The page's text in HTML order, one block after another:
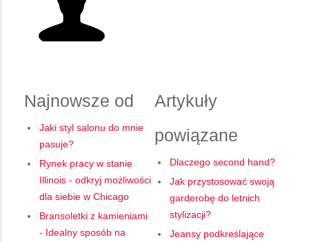
Najnowsze od
Jaki styl salonu do mnie
pasuje?
Rynek pracy w stanie
Illinois - odkryj możliwości
dla siebie w Chicago
Bransoletki z kamieniami
- Idealny sposób na
Artykuły
powiązane
Dlaczego second hand?
Jak przystosować swoją
garderobę do letnich
stylizacji?
Jeansy podkreślające